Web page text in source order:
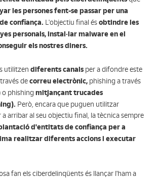
les persones fent-se passar per una
confiança. L'objectiu final ésobtindre les
personals, instal·lar malware en el
els nostres diners.
utilitzen diferents canals per a difondre este
decorreu electrònic, phishing a través
o phishing mitjançant trucades
Però, encara que puguen utilitzar
arribar al seu objectiu final, la tècnica sempre
d'entitats de confiança per a
realitzar diferents accions i executar
fan els ciberdelinqüents és llançar l'ham a